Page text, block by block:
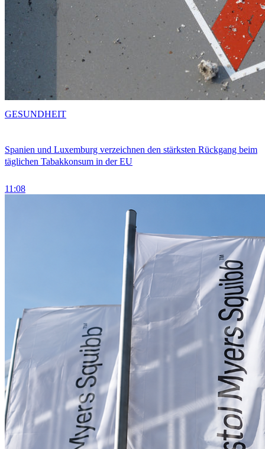
Spanien und Luxemburg verzeichnen den stärksten Rückgang beim
täglichen Tabakkonsum in der EU
11:08
GESUNDHEIT